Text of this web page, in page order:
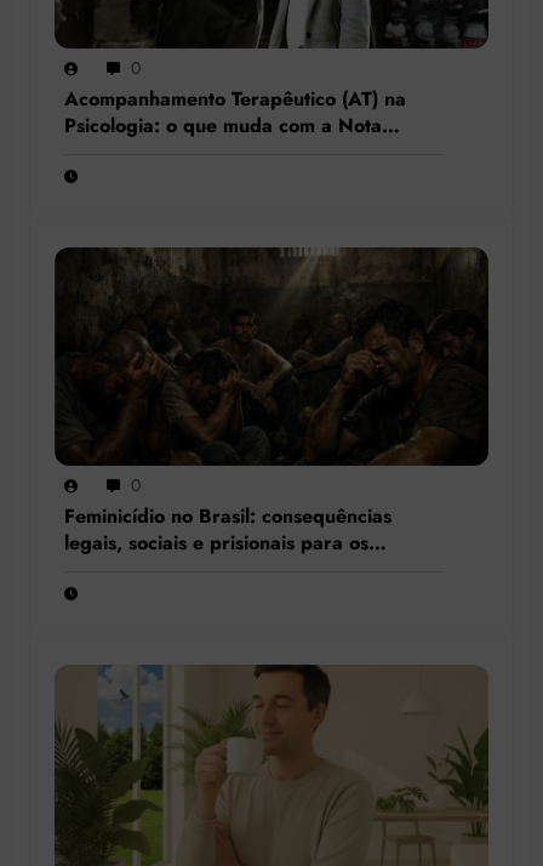
0
Acompanhamento Terapêutico (AT) na
Psicologia: o que muda com a Nota
0
Feminicídio no Brasil: consequências
legais, sociais e prisionais para os